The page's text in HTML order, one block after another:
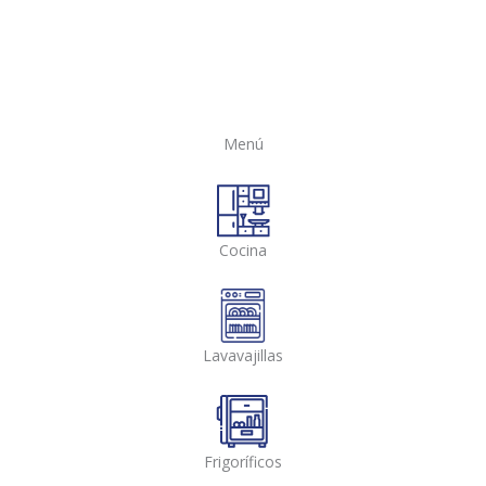
Menú
Cocina
Lavavajillas
Frigoríficos